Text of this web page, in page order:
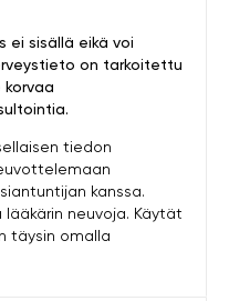
ei sisällä eikä voi
on tarkoitettu
tiedon
kanssa.
neuvoja. Käytät
täysin omalla